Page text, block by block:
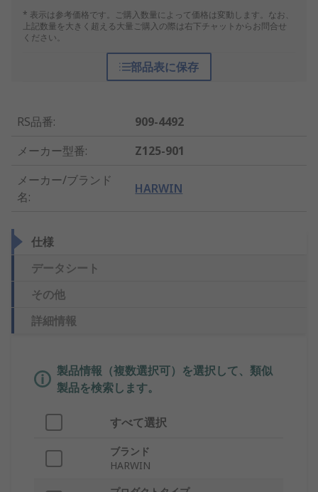
* 表示は参考価格です。ご購入数量によって価格は変動します。なお、
上記数量を大きく超える大量ご購入の際は右下チャットからお問合せ
ください。
部品表に保存
RS品番:
909-4492
メーカー型番:
Z125-901
メーカー/ブランド
名:
HARWIN
仕様
データシート
その他
詳細情報
製品情報（複数選択可）を選択して、類似
製品を検索します。
すべて選択
ブランド
HARWIN